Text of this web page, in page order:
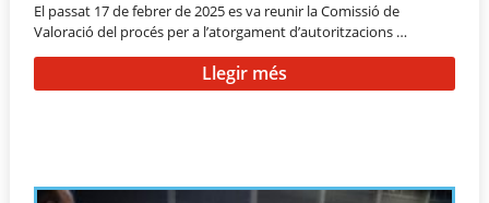
El passat 17 de febrer de 2025 es va reunir la Comissió de
Valoració del procés per a l’atorgament d’autoritzacions …
Llegir més